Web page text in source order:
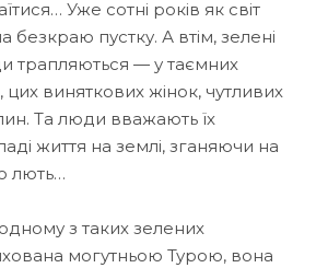
Уже сотні років як світ
безкраю пустку. А втім, зелені
трапляються — у таємних
цих виняткових жінок, чутливих
Та люди вважають їх
життя на землі, зганяючи на
лють…
з таких зелених
могутньою Турою, вона